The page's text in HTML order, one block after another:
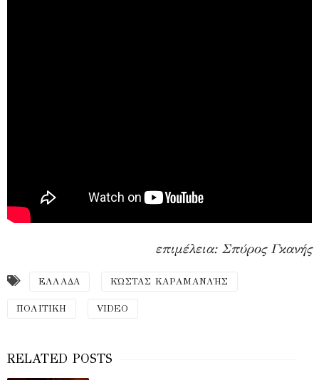
επιμέλεια: Σπύρος Γκανής
ΕΛΛΑΔΑ ΚΏΣΤΑΣ ΚΑΡΑΜΑΝΛΉΣ
ΠΟΛΙΤΙΚΗ VIDEO